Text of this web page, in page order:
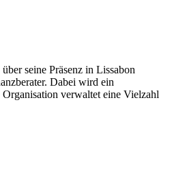
seine Präsenz in Lissabon
Dabei wird ein
verwaltet eine Vielzahl